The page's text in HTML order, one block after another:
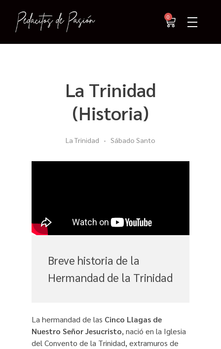
0
La Trinidad
(Historia)
La Trinidad Sábado Santo
Breve historia de la
Hermandad de la Trinidad
La hermandad de las Cinco Llagas de
Nuestro Señor Jesucristo, nació en la Iglesia
del Convento de la Trinidad, extramuros de